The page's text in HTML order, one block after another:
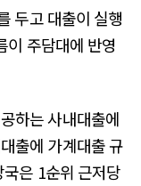
두고 대출이 실행
이 주담대에 반영
하는 사내대출에
출에 가계대출 규
은 1순위 근저당